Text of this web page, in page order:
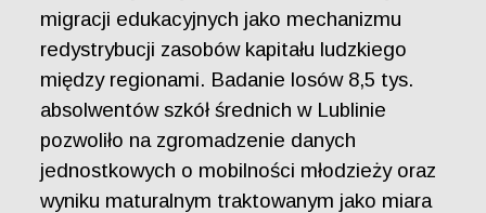
migracji edukacyjnych jako mechanizmu
redystrybucji zasobów kapitału ludzkiego
między regionami. Badanie losów 8,5 tys.
absolwentów szkół średnich w Lublinie
pozwoliło na zgromadzenie danych
jednostkowych o mobilności młodzieży oraz
wyniku maturalnym traktowanym jako miara